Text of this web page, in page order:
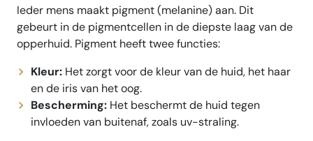
Ieder mens maakt pigment (melanine) aan. Dit
gebeurt in de pigmentcellen in de diepste laag van de
opperhuid. Pigment heeft twee functies:
Kleur: Het zorgt voor de kleur van de huid, het haar
en de iris van het oog.
Bescherming: Het beschermt de huid tegen
invloeden van buitenaf, zoals uv-straling.